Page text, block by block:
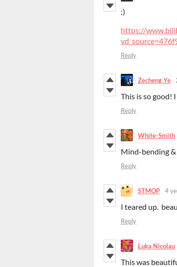
:)
https://
Reply
Zecheng Ye
This is so good!
Reply
White-Smith
Mind-bending
Reply
STMOP 4
I teared up.
Reply
Luka Nicolau
This was